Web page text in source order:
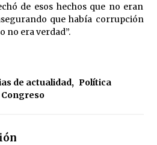
de esos hechos que no eran
que había corrupción
no era verdad”.
de actualidad, Política
Congreso